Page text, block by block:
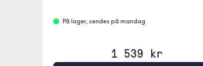
På lager, sendes på mandag
1 539 kr